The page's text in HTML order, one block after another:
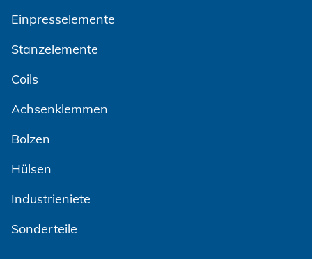
Einpresselemente
Stanzelemente
Coils
Achsenklemmen
Bolzen
Hülsen
Industrieniete
Sonderteile